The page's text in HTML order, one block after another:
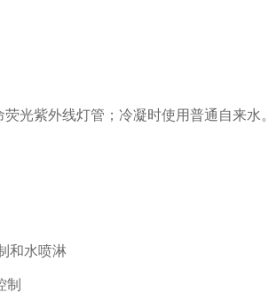
光紫外线灯管；冷凝时使用普通自来水。
和水喷淋
制